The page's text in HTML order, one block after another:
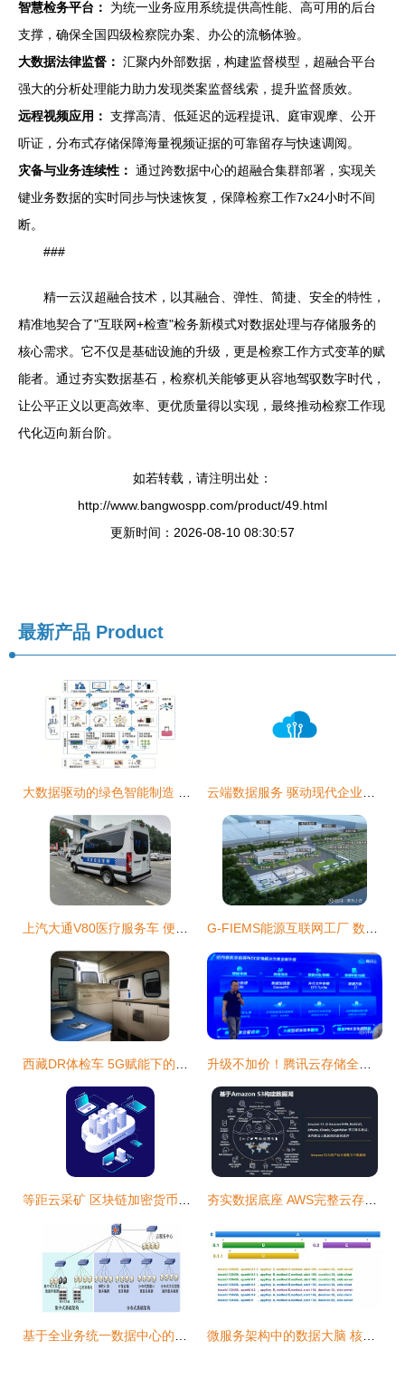
智慧检务平台：
为统一业务应用系统提供高性能、高可用的后台
支撑，确保全国四级检察院办案、办公的流畅体验。
大数据法律监督： 汇聚内外部数据，构建监督模型，超融合平台
强大的分析处理能力助力发现类案监督线索，提升监督质效。
远程视频应用： 支撑高清、低延迟的远程提讯、庭审观摩、公开
听证，分布式存储保障海量视频证据的可靠留存与快速调阅。
灾备与业务连续性： 通过跨数据中心的超融合集群部署，实现关
键业务数据的实时同步与快速恢复，保障检察工作7x24小时不间
断。
###
精一云汉超融合技术，以其融合、弹性、简捷、安全的特性，
精准地契合了"互联网+检查"检务新模式对数据处理与存储服务的
核心需求。它不仅是基础设施的升级，更是检察工作方式变革的赋
能者。通过夯实数据基石，检察机关能够更从容地驾驭数字时代，
让公平正义以更高效率、更优质量得以实现，最终推动检察工作现
代化迈向新台阶。
如若转载，请注明出处：
http://www.bangwospp.com/product/49.html
更新时间：2026-08-10 08:30:57
最新产品 Product